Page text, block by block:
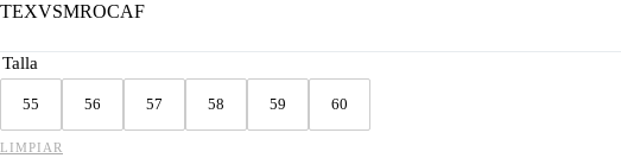
TEXVSMROCAF
Talla
55 56 57 58 59 60
LIMPIAR